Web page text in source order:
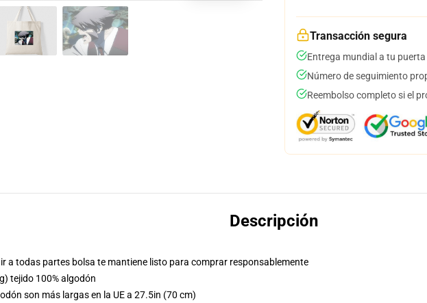
Transacción segura
Entrega mundial a tu puerta
Número de seguimiento
Reembolso completo si el
Descripción
a todas partes bolsa te mantiene listo para comprar responsablemente
tejido 100% algodón
son más largas en la UE a 27.5in (70 cm)